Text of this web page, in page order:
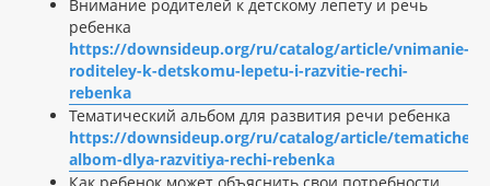
Внимание родителей к детскому лепету и речь
ребенка
https://downsideup.org/ru/catalog/article/vnimanie-
roditeley-k-detskomu-lepetu-i-razvitie-rechi-
rebenka
Тематический альбом для развития речи ребенка
https://downsideup.org/ru/catalog/article/
albom-dlya-razvitiya-rechi-rebenka